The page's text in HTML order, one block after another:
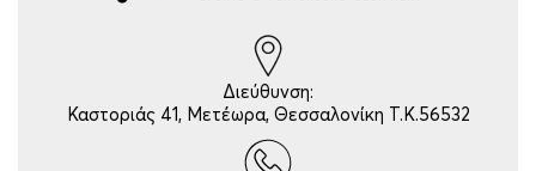
Διεύθυνση:
Καστοριάς 41, Μετέωρα, Θεσσαλονίκη Τ.Κ.56532